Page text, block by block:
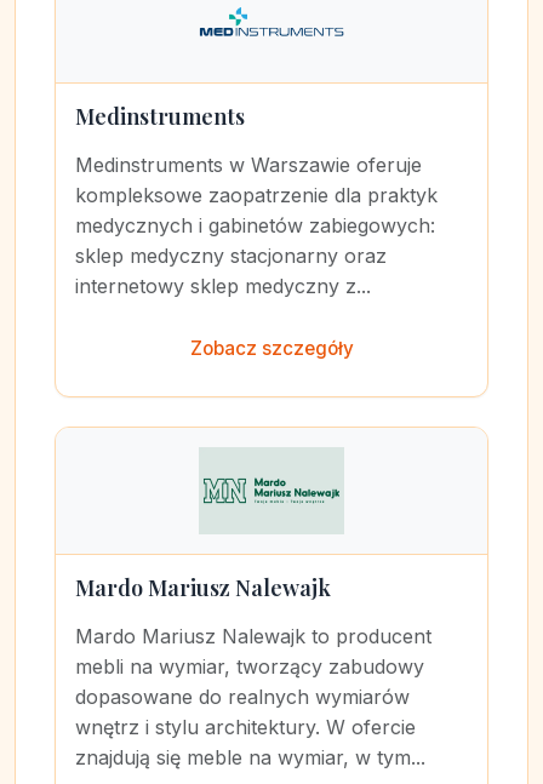
Medinstruments
Medinstruments w Warszawie oferuje
kompleksowe zaopatrzenie dla praktyk
medycznych i gabinetów zabiegowych:
sklep medyczny stacjonarny oraz
internetowy sklep medyczny z...
Zobacz szczegóły
Mardo Mariusz Nalewajk
Mardo Mariusz Nalewajk to producent
mebli na wymiar, tworzący zabudowy
dopasowane do realnych wymiarów
wnętrz i stylu architektury. W ofercie
znajdują się meble na wymiar, w tym...